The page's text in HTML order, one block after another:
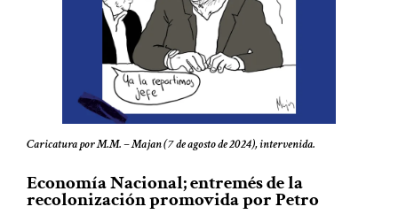
Caricatura por M.M. – Majan (7 de agosto de 2024), intervenida.
Economía Nacional; entremés de la
recolonización promovida por Petro